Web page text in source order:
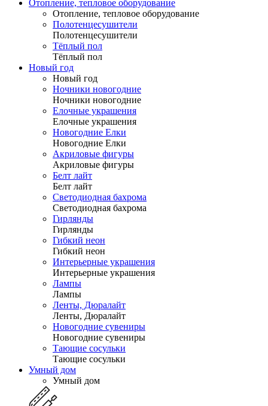
Отопление, тепловое оборудование
Отопление, тепловое оборудование
Полотенцесушители
Полотенцесушители
Тёплый пол
Тёплый пол
Новый год
Новый год
Ночники новогодние
Ночники новогодние
Елочные украшения
Елочные украшения
Новогодние Елки
Новогодние Елки
Акриловые фигуры
Акриловые фигуры
Белт лайт
Белт лайт
Светодиодная бахрома
Светодиодная бахрома
Гирлянды
Гирлянды
Гибкий неон
Гибкий неон
Интерьерные украшения
Интерьерные украшения
Лампы
Лампы
Ленты, Дюралайт
Ленты, Дюралайт
Новогодние сувениры
Новогодние сувениры
Тающие сосульки
Тающие сосульки
Умный дом
Умный дом